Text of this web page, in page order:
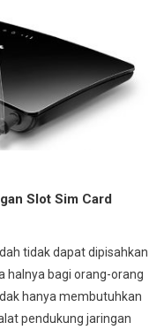
Slot Sim Card
tidak dapat dipisahkan
halnya bagi orang-orang
hanya membutuhkan
pendukung jaringan